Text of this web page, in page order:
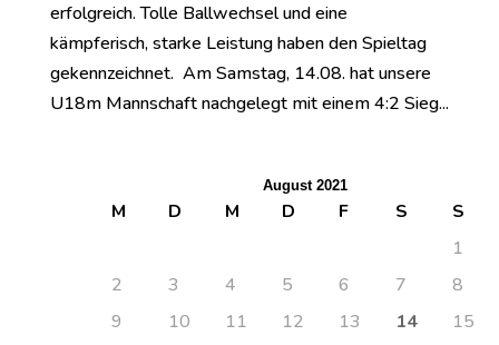
erfolgreich. Tolle Ballwechsel und eine
kämpferisch, starke Leistung haben den Spieltag
gekennzeichnet. Am Samstag, 14.08. hat unsere
U18m Mannschaft nachgelegt mit einem 4:2 Sieg...
August 2021
M D M D F S
S
1
2
3 4 5 6 7
8
9
10 11 12 13 14
15